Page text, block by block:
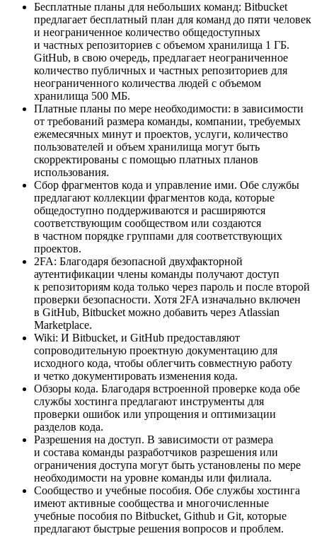
Бесплатные планы для небольших команд: Bitbucket
предлагает бесплатный план для команд до пяти человек
и неограниченное количество общедоступных
и частных репозиториев с объемом хранилища 1 ГБ.
GitHub, в свою очередь, предлагает неограниченное
количество публичных и частных репозиториев для
неограниченного количества людей с объемом
хранилища 500 МБ.
Платные планы по мере необходимости: в зависимости
от требований размера команды, компании, требуемых
ежемесячных минут и проектов, услуги, количество
пользователей и объем хранилища могут быть
скорректированы с помощью платных планов
использования.
Сбор фрагментов кода и управление ими. Обе службы
предлагают коллекции фрагментов кода, которые
общедоступно поддерживаются и расширяются
соответствующим сообществом или создаются
в частном порядке группами для соответствующих
проектов.
2FA: Благодаря безопасной двухфакторной
аутентификации члены команды получают доступ
к репозиториям кода только через пароль и после второй
проверки безопасности. Хотя 2FA изначально включен
в GitHub, Bitbucket можно добавить через Atlassian
Marketplace.
Wiki: И Bitbucket, и GitHub предоставляют
сопроводительную проектную документацию для
исходного кода, чтобы облегчить совместную работу
и четко документировать изменения кода.
Обзоры кода. Благодаря встроенной проверке кода обе
службы хостинга предлагают инструменты для
проверки ошибок или упрощения и оптимизации
разделов кода.
Разрешения на доступ. В зависимости от размера
и состава команды разработчиков разрешения или
ограничения доступа могут быть установлены по мере
необходимости на уровне команды или филиала.
Сообщество и учебные пособия. Обе службы хостинга
имеют активные сообщества и многочисленные
учебные пособия по Bitbucket, Github и Git, которые
предлагают быстрые решения вопросов и проблем.